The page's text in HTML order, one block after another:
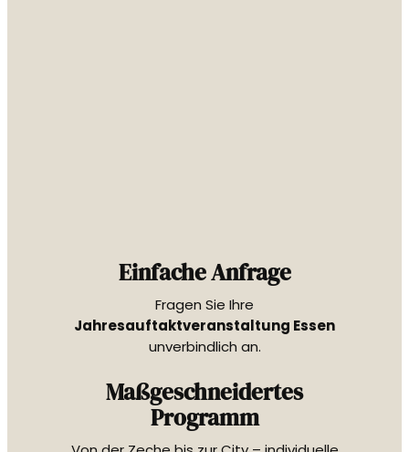
Einfache Anfrage
Fragen Sie Ihre
Jahresauftaktveranstaltung Essen
unverbindlich an.
Maßgeschneidertes
Programm